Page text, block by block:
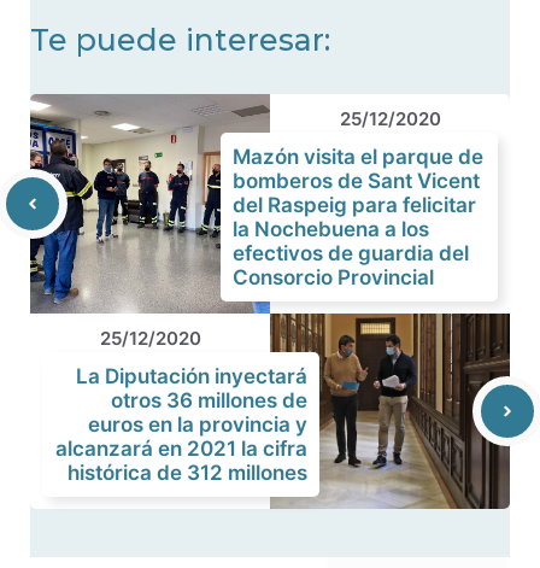
Te puede interesar:
25/12/2020
Mazón visita el parque de
bomberos de Sant Vicent
del Raspeig para felicitar
la Nochebuena a los
efectivos de guardia del
Consorcio Provincial
25/12/2020
La Diputación inyectará
otros 36 millones de
euros en la provincia y
alcanzará en 2021 la cifra
histórica de 312 millones